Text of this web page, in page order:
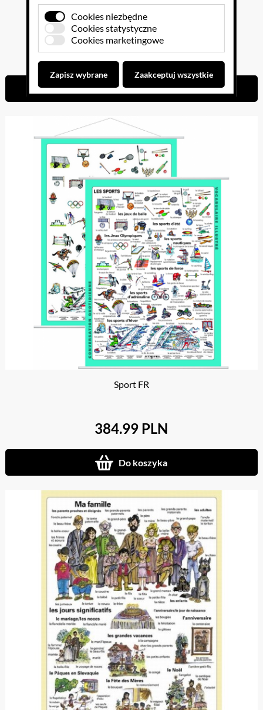
384.99 PLN
Do koszyka
Sport FR
384.99 PLN
Do koszyka
Cookies niezbędne
Cookies statystyczne
Cookies marketingowe
Zapisz wybrane Zaakceptuj wszystkie